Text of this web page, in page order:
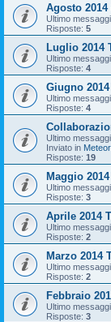
Agosto
Ultimo
Risposte: 5
Luglio 2014
Ultimo
Risposte: 4
Giugno
Ultimo
Risposte: 4
Ultimo
Inviato in
Risposte: 19
Maggio
Ultimo
Risposte: 3
Aprile 2014
Ultimo
Risposte: 2
Marzo 2014
Ultimo
Risposte: 2
Febbraio
Ultimo
Risposte: 3